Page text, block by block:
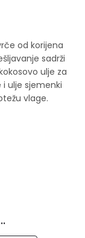
od korijena
sadrži
ulje za
i ulje sjemenki
vlage.